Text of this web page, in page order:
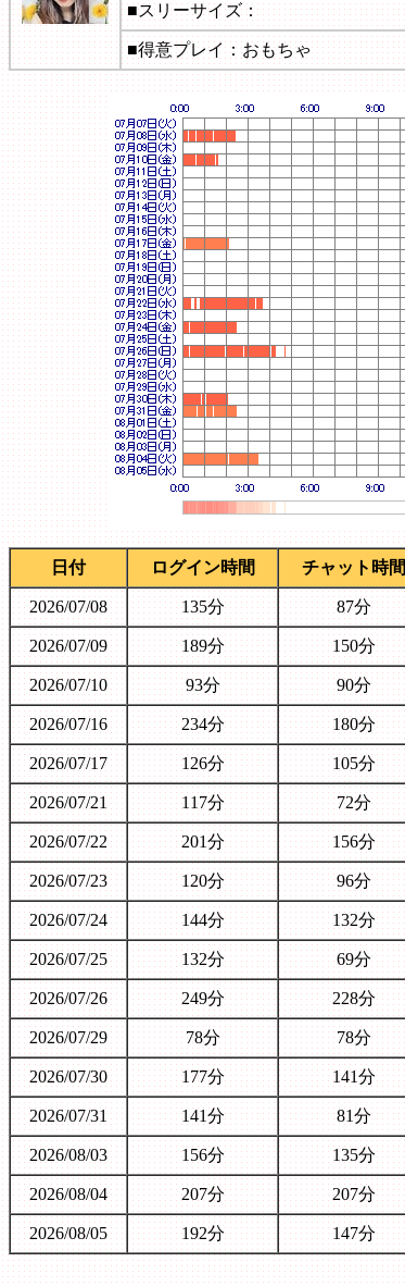
■スリーサイズ：
■得意プレイ：おもちゃ
日付 ログイン時間 チャット時間
2026/07/08 135分 87分
2026/07/09 189分 150分
2026/07/10 93分 90分
2026/07/16 234分 180分
2026/07/17 126分 105分
2026/07/21 117分 72分
2026/07/22 201分 156分
2026/07/23 120分 96分
2026/07/24 144分 132分
2026/07/25 132分 69分
2026/07/26 249分 228分
2026/07/29 78分 78分
2026/07/30 177分 141分
2026/07/31 141分 81分
2026/08/03 156分 135分
2026/08/04 207分 207分
2026/08/05 192分 147分